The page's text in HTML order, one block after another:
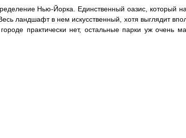
Нью-Йорка. Единственный оазис, который
ландшафт в нем искусственный, хотя выглядит
практически нет, остальные парки уж очень